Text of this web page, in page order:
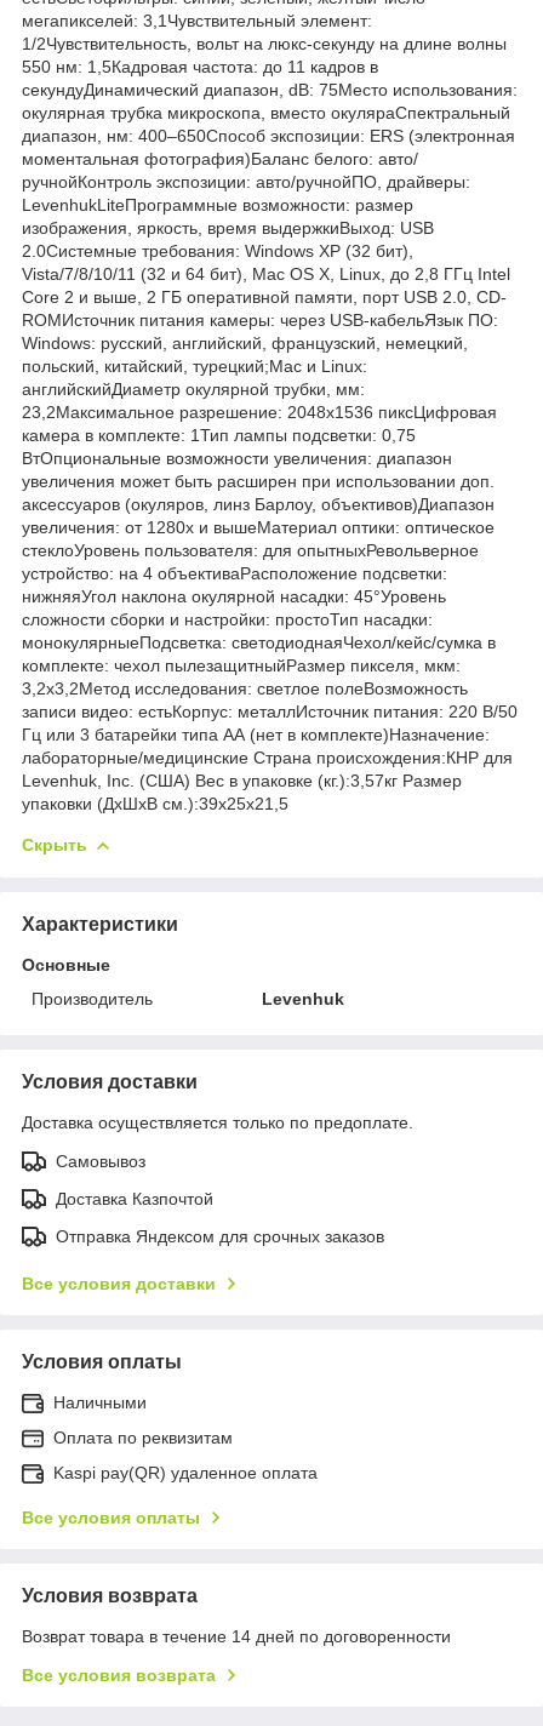
мегапикселей: 3,1Чувствительный элемент:
1/2Чувствительность, вольт на люкс-секунду на длине волны
550 нм: 1,5Кадровая частота: до 11 кадров в
секундуДинамический диапазон, dB: 75Место использования:
окулярная трубка микроскопа, вместо окуляраСпектральный
диапазон, нм: 400–650Способ экспозиции: ERS (электронная
моментальная фотография)Баланс белого: авто/
ручнойКонтроль экспозиции: авто/ручнойПО, драйверы:
LevenhukLiteПрограммные возможности: размер
изображения, яркость, время выдержкиВыход: USB
2.0Системные требования: Windows XP (32 бит),
Vista/7/8/10/11 (32 и 64 бит), Mac OS X, Linux, до 2,8 ГГц Intel
Core 2 и выше, 2 ГБ оперативной памяти, порт USB 2.0, CD-
ROMИсточник питания камеры: через USB-кабельЯзык ПО:
Windows: русский, английский, французский, немецкий,
польский, китайский, турецкий;Mac и Linux:
английскийДиаметр окулярной трубки, мм:
23,2Максимальное разрешение: 2048х1536 пиксЦифровая
камера в комплекте: 1Тип лампы подсветки: 0,75
ВтОпциональные возможности увеличения: диапазон
увеличения может быть расширен при использовании доп.
аксессуаров (окуляров, линз Барлоу, объективов)Диапазон
увеличения: от 1280х и вышеМатериал оптики: оптическое
стеклоУровень пользователя: для опытныхРевольверное
устройство: на 4 объективаРасположение подсветки:
нижняяУгол наклона окулярной насадки: 45°Уровень
сложности сборки и настройки: простоТип насадки:
монокулярныеПодсветка: светодиоднаяЧехол/кейс/сумка в
комплекте: чехол пылезащитныйРазмер пикселя, мкм:
3,2х3,2Метод исследования: светлое полеВозможность
записи видео: естьКорпус: металлИсточник питания: 220 В/50
Гц или 3 батарейки типа АА (нет в комплекте)Назначение:
лабораторные/медицинские Страна происхождения:КНР для
Levenhuk, Inc. (США) Вес в упаковке (кг.):3,57кг Размер
упаковки (ДхШхВ см.):39x25x21,5
Скрыть
Характеристики
Основные
Производитель
Levenhuk
Условия доставки
Доставка осуществляется только по предоплате.
Самовывоз
Доставка Казпочтой
Отправка Яндексом для срочных заказов
Все условия доставки
Условия оплаты
Наличными
Оплата по реквизитам
Kaspi pay(QR) удаленное оплата
Все условия оплаты
Условия возврата
Возврат товара в течение 14 дней по договоренности
Все условия возврата